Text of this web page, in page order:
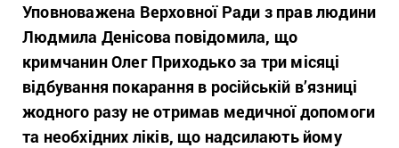
Уповноважена Верховної Ради з прав людини
Людмила Денісова повідомила, що
кримчанин Олег Приходько за три місяці
відбування покарання в російській в’язниці
жодного разу не отримав медичної допомоги
та необхідних ліків, що надсилають йому